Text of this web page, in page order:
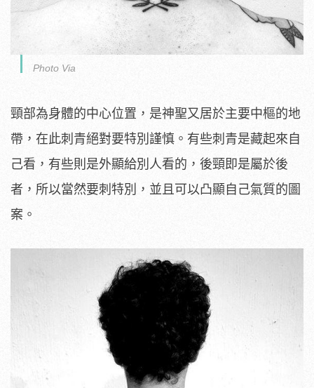
Photo Via
頸部為身體的中心位置，是神聖又居於主要中樞的地
帶，在此刺青絕對要特別謹慎。有些刺青是藏起來自
己看，有些則是外顯給別人看的，後頸即是屬於後
者，所以當然要刺特別，並且可以凸顯自己氣質的圖
案。